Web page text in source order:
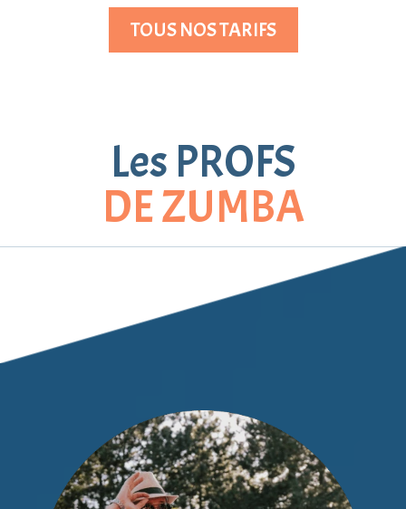
TOUS NOS TARIFS
Les PROFS
DE ZUMBA